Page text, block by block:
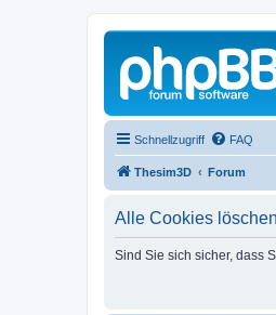
Schnellzugriff FAQ
Thesim3D Forum
Alle Cookies löschen
Sind Sie sich sicher, dass